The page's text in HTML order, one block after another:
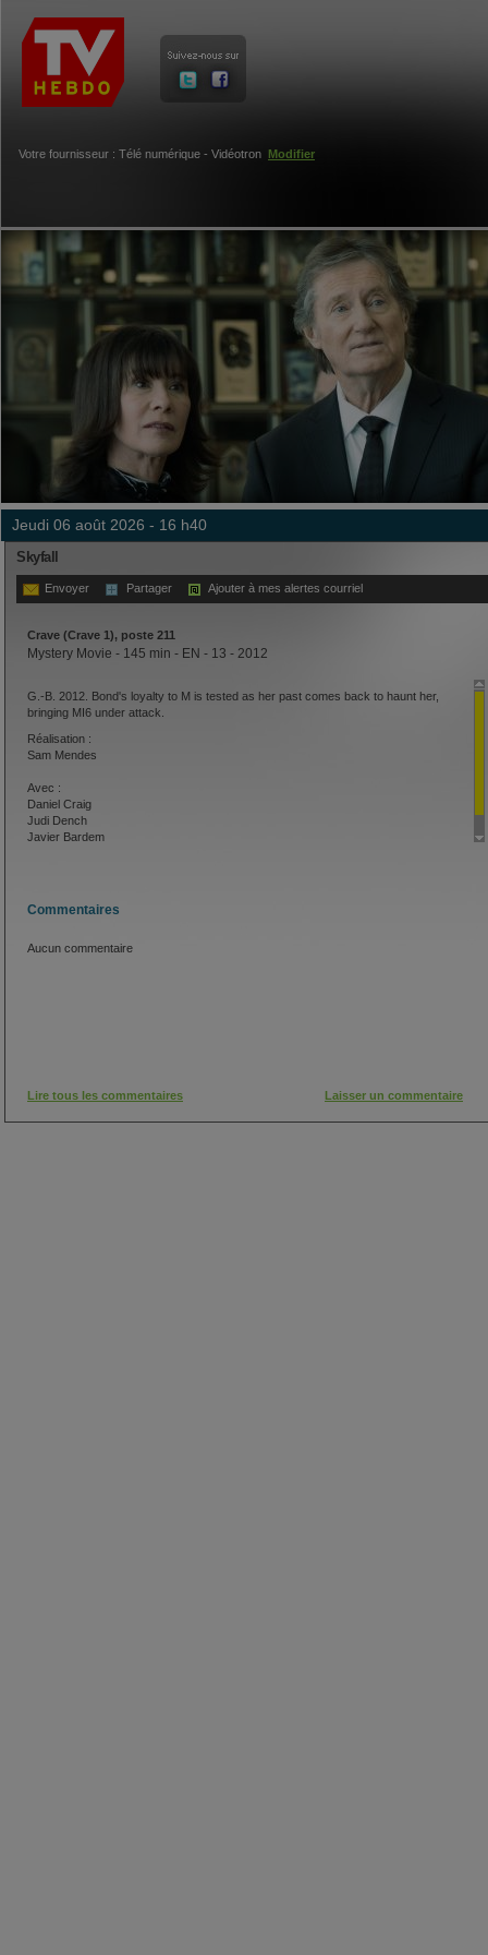
Votre fournisseur : Télé numérique - Vidéotron Modifier
jeudi 06 août 2026 - 16 h40
Skyfall
Envoyer Partager Ajouter à mes alertes courriel
Crave (Crave 1), poste 211
Mystery Movie - 145 min - EN - 13 - 2012
G.-B. 2012. Bond's loyalty to M is tested as her past comes back to haunt her,
bringing MI6 under attack.
Réalisation :
Sam Mendes
Avec :
Daniel Craig
Judi Dench
Javier Bardem
Commentaires
Aucun commentaire
Lire tous les commentaires Laisser un commentaire